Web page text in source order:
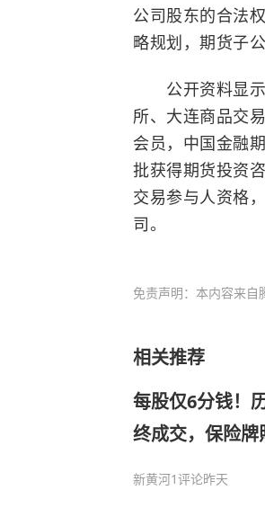
公司股东的合法
略规划，期货子
公开资料显示
所、大连商品交
会员，中国金融
批获得期货投资
交易参与人资格
司。
免责声明：本内容来自
相关推荐
每股仅6分钱！
终成交，保险
新黄河1评论昨天